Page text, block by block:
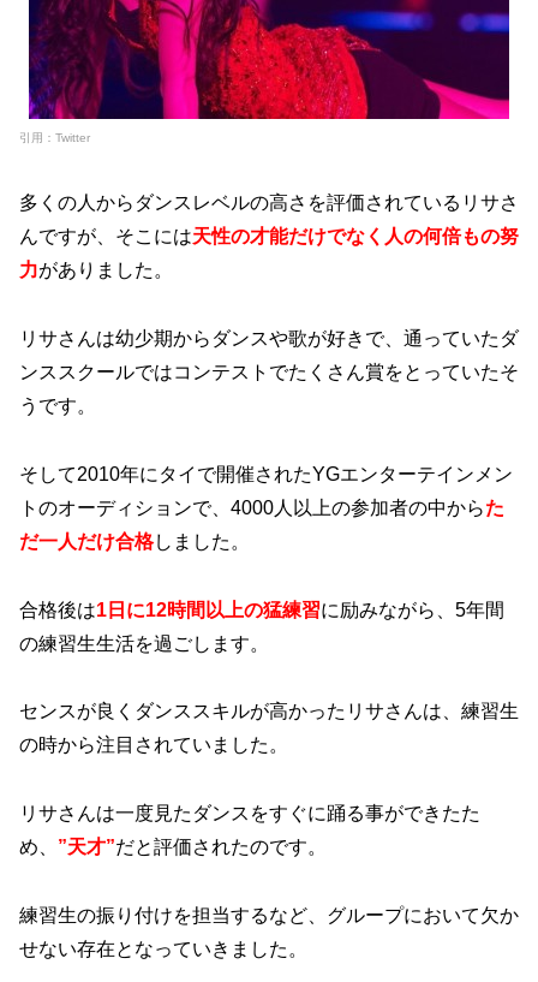
引用：Twitter
多くの人からダンスレベルの高さを評価されているリサさ
んですが、そこには天性の才能だけでなく人の何倍もの努
力がありました。
リサさんは幼少期からダンスや歌が好きで、通っていたダ
ンススクールではコンテストでたくさん賞をとっていたそ
うです。
そして2010年にタイで開催されたYGエンターテインメン
トのオーディションで、4000人以上の参加者の中からた
だ一人だけ合格しました。
合格後は1日に12時間以上の猛練習に励みながら、5年間
の練習生生活を過ごします。
センスが良くダンススキルが高かったリサさんは、練習生
の時から注目されていました。
リサさんは一度見たダンスをすぐに踊る事ができたた
め、 ”天才”だと評価されたのです。
練習生の振り付けを担当するなど、グループにおいて欠か
せない存在となっていきました。